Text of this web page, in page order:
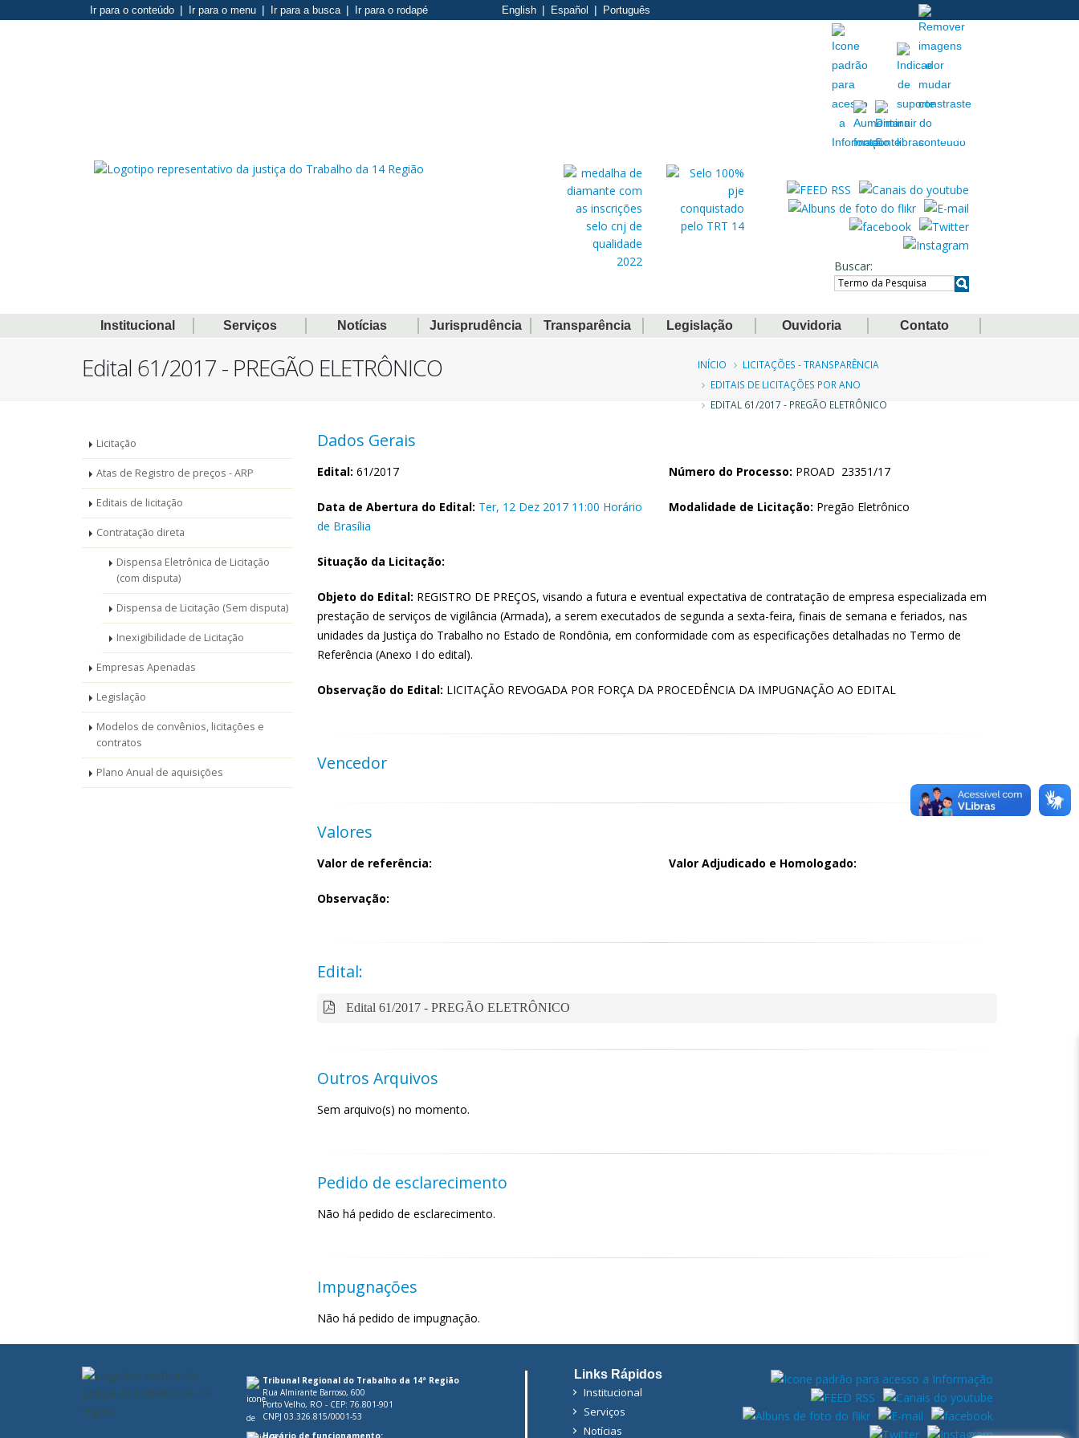
Ir para o conteúdo Ir para o menu Ir para a busca Ir para o rodapé English Español Português
Extranet
Buscar
Institucional Serviços Notícias Jurisprudência Transparência Legislação Ouvidoria Contato
Edital 61/2017 - PREGÃO ELETRÔNICO
Trilha
de
INÍCIO
LICITAÇÕES - TRANSPARÊNCIA
EDITAIS DE LICITAÇÕES POR ANO
EDITAL 61/2017 - PREGÃO ELETRÔNICO
Menu
-
Licitações
Licitação
Atas de Registro de preços - ARP
Editais de licitação
Contratação direta
Dispensa Eletrônica de Licitação
(com disputa)
Dispensa de Licitação (Sem disputa)
Inexigibilidade de Licitação
Empresas Apenadas
Legislação
Modelos de convênios, licitações e
contratos
Plano Anual de aquisições
Dados Gerais
Edital: 61/2017 Número do Processo: PROAD 23351/17
Data de Abertura do Edital: Ter, 12 Dez 2017 11:00 Horário
de Brasília
Modalidade de Licitação: Pregão Eletrônico
Situação da Licitação:
Objeto do Edital: REGISTRO DE PREÇOS, visando a futura e eventual expectativa de contratação de empresa especializada em
prestação de serviços de vigilância (Armada), a serem executados de segunda a sexta-feira, finais de semana e feriados, nas
unidades da Justiça do Trabalho no Estado de Rondônia, em conformidade com as especificações detalhadas no Termo de
Referência (Anexo I do edital).
Observação do Edital: LICITAÇÃO REVOGADA POR FORÇA DA PROCEDÊNCIA DA IMPUGNAÇÃO AO EDITAL
Vencedor
Valores
Valor de referência: Valor Adjudicado e Homologado:
Observação:
Edital:
Edital 61/2017 - PREGÃO ELETRÔNICO
Outros Arquivos
Sem arquivo(s) no momento.
Pedido de esclarecimento
Não há pedido de esclarecimento.
Impugnações
Não há pedido de impugnação.
Tribunal Regional do Trabalho da 14ª Região
Rua Almirante Barroso, 600
Porto Velho, RO - CEP: 76.801-901
CNPJ 03.326.815/0001-53
Horário de funcionamento:
Links Rápidos
Institucional
Serviços
Notícias